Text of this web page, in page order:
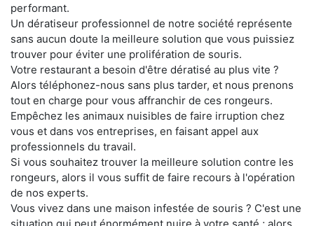
performant.
Un dératiseur professionnel de notre société représente
sans aucun doute la meilleure solution que vous puissiez
trouver pour éviter une prolifération de souris.
Votre restaurant a besoin d'être dératisé au plus vite ?
Alors téléphonez-nous sans plus tarder, et nous prenons
tout en charge pour vous affranchir de ces rongeurs.
Empêchez les animaux nuisibles de faire irruption chez
vous et dans vos entreprises, en faisant appel aux
professionnels du travail.
Si vous souhaitez trouver la meilleure solution contre les
rongeurs, alors il vous suffit de faire recours à l'opération
de nos experts.
Vous vivez dans une maison infestée de souris ? C'est une
situation qui peut énormément nuire à votre santé ; alors